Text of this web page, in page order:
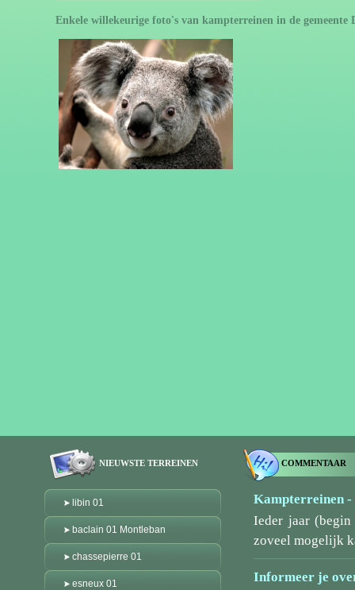
Enkele willekeurige foto's van kampterreinen in de gemeente
NIEUWSTE TERREINEN
libin 01
baclain 01 Montleban
chassepierre 01
esneux 01
COMMENTAAR
Kampterreinen
Ieder jaar (begin
zoveel mogelijk
Informeer je